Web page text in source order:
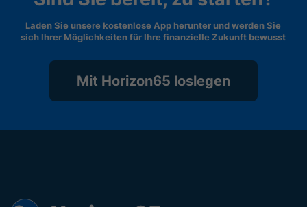
Laden Sie unsere kostenlose App herunter und werden Sie
sich Ihrer Möglichkeiten für Ihre finanzielle Zukunft bewusst
Mit Horizon65 loslegen